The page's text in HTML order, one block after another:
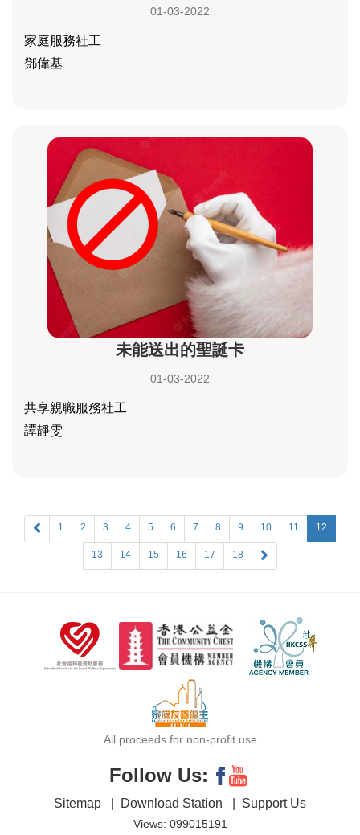
01-03-2022
家庭服務社工
鄧偉基
未能送出的聖誕卡
01-03-2022
共享親職服務社工
譚靜雯
1 2 3 4 5 6 7 8 9 10 11 12
13 14 15 16 17 18
All proceeds for non-profit use
Follow Us:
Sitemap Download Station Support Us
Views: 099015191